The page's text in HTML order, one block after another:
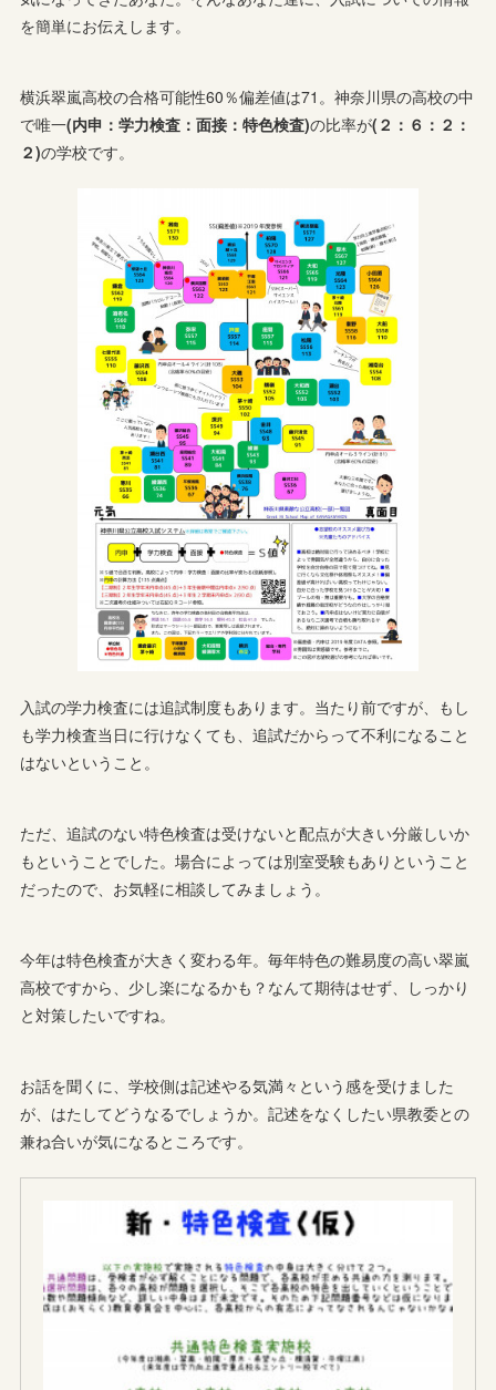
を簡単にお伝えします。
横浜翠嵐高校の合格可能性60％偏差値は71。神奈川県の高校の中
で唯一(内申：学力検査：面接：特色検査)の比率が(２：６：２：
２)の学校です。
入試の学力検査には追試制度もあります。当たり前ですが、もし
も学力検査当日に行けなくても、追試だからって不利になること
はないということ。
ただ、追試のない特色検査は受けないと配点が大きい分厳しいか
もということでした。場合によっては別室受験もありということ
だったので、お気軽に相談してみましょう。
今年は特色検査が大きく変わる年。毎年特色の難易度の高い翠嵐
高校ですから、少し楽になるかも？なんて期待はせず、しっかり
と対策したいですね。
お話を聞くに、学校側は記述やる気満々という感を受けました
が、はたしてどうなるでしょうか。記述をなくしたい県教委との
兼ね合いが気になるところです。